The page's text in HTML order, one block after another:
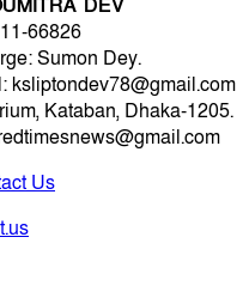
DEV
66826
Sumon Dey.
ksliptondev78@gmail.com
Kataban, Dhaka-1205.
Us